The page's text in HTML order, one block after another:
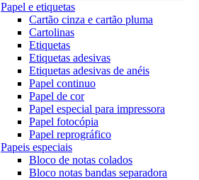
Papel e etiquetas
Cartão cinza e cartão pluma
Cartolinas
Etiquetas
Etiquetas adesivas
Etiquetas adesivas de anéis
Papel continuo
Papel de cor
Papel especial para impressora
Papel fotocópia
Papel reprográfico
Papeis especiais
Bloco de notas colados
Bloco notas bandas separadora